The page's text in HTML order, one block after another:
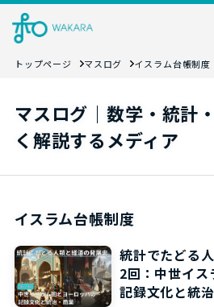
トップページ マスログ イスラム台帳制度
マスログ｜数学・統計
く解説するメディア
イスラム台帳制度
統計でたどる
2回：中世イス
記録文化と統